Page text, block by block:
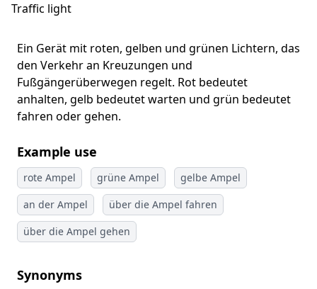
Traffic light
Ein Gerät mit roten, gelben und grünen Lichtern, das
den Verkehr an Kreuzungen und
Fußgängerüberwegen regelt. Rot bedeutet
anhalten, gelb bedeutet warten und grün bedeutet
fahren oder gehen.
Example use
rote Ampel grüne Ampel
gelbe Ampel
an der Ampel
über die Ampel fahren
über die Ampel gehen
Synonyms